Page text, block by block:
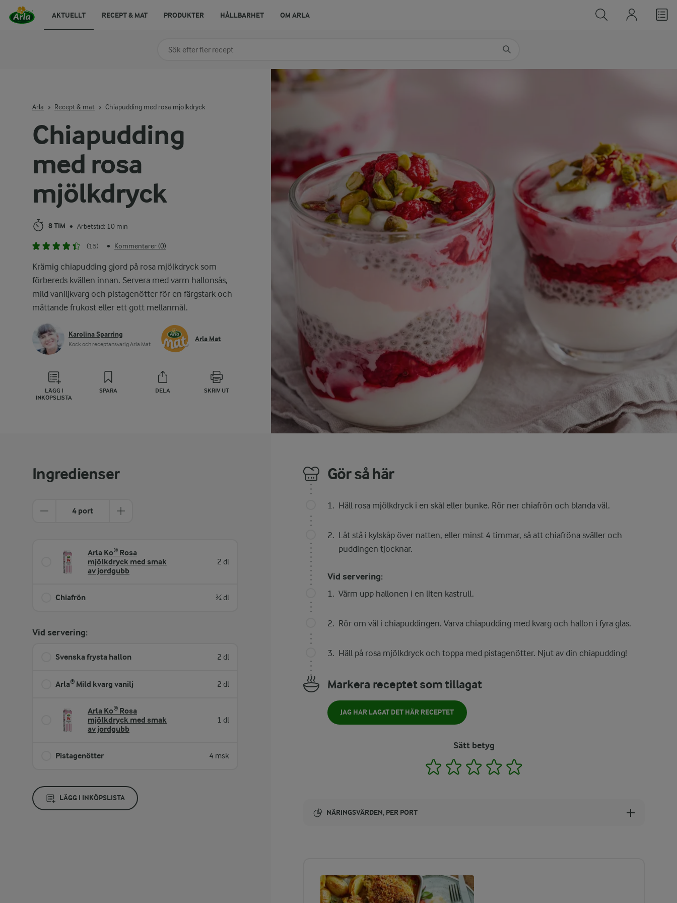
Chiapudding
med rosa
mjölkdryck
8 TIM • Arbetstid: 10 min
(15) • Kommentarer (0)
Krämig chiapudding gjord på rosa mjölkdryck som
förbereds kvällen innan. Servera med varm hallonsås,
mild vaniljkvarg och pistagenötter för en färgstark och
mättande frukost eller ett gott mellanmål.
Karolina Sparring
Kock och receptansvarig Arla Mat
Arla Mat
LÄGG I
INKÖPSLISTA
SPARA DELA SKRIV UT
Arla Recept & mat Chiapudding med rosa mjölkdryck
Ingredienser
4 port
Arla Ko® Rosa
mjölkdryck med smak
av jordgubb
2 dl
Chiafrön ¾ dl
Vid servering:
Svenska frysta hallon 2 dl
Arla® Mild kvarg vanilj 2 dl
Arla Ko® Rosa
mjölkdryck med smak
av jordgubb
1 dl
Pistagenötter 4 msk
LÄGG I INKÖPSLISTA
Gör så här
Häll rosa mjölkdryck i en skål eller bunke. Rör ner chiafrön och blanda väl.
Låt stå i kylskåp över natten, eller minst 4 timmar, så att chiafröna sväller och
puddingen tjocknar.
Vid servering:
Värm upp hallonen i en liten kastrull.
Rör om väl i chiapuddingen. Varva chiapudding med kvarg och hallon i fyra glas.
Häll på rosa mjölkdryck och toppa med pistagenötter. Njut av din chiapudding!
Markera receptet som tillagat
JAG HAR LAGAT DET HÄR RECEPTET
Sätt betyg
1 2 3 4
NÄRINGSVÄRDEN, PER PORT
ENERGIDISTRIBUTION %
NÄRINGSVÄRDEN PER PORT
Sök på kategori eller ingrediens
AKTUELLT RECEPT & MAT PRODUKTER HÅLLBARHET OM ARLA